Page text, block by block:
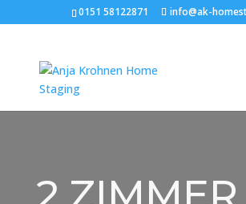
0151 58122871 info@ak-